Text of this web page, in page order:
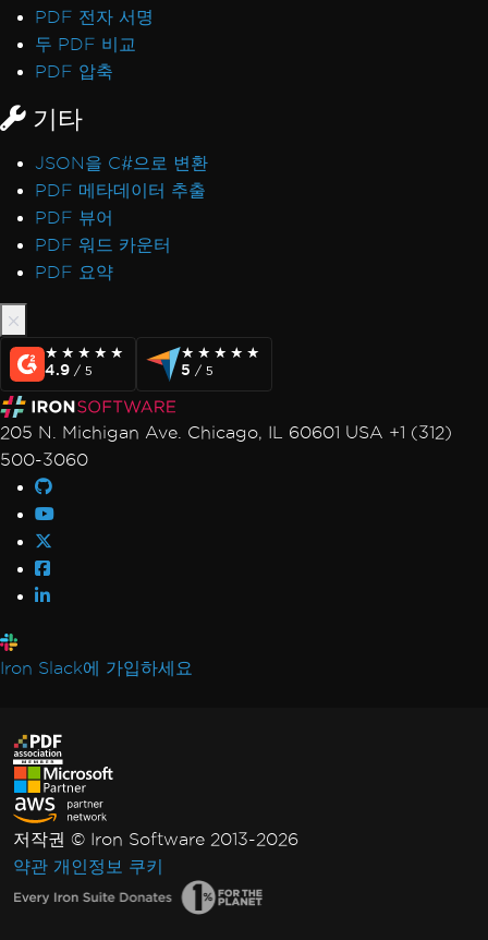
PDF 전자 서명
두 PDF 비교
PDF 압축
기타
JSON을 C#으로 변환
PDF 메타데이터 추출
PDF 뷰어
PDF 워드 카운터
PDF 요약
★★★★★
★★★★★
4.9 / 5
★★★★★
★★★★★
5 / 5
205 N. Michigan Ave. Chicago, IL 60601 USA +1 (312)
500-3060
Iron Slack에 가입하세요
저작권 © Iron Software 2013-2026
약관 개인정보 쿠키